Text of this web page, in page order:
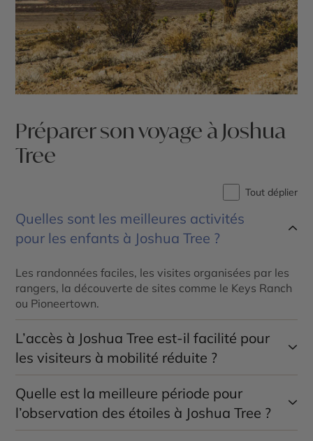
Préparer son voyage à Joshua
Tree
Tout déplier
Quelles sont les meilleures activités
pour les enfants à Joshua Tree ?
Les randonnées faciles, les visites organisées par les
rangers, la découverte de sites comme le Keys Ranch
ou Pioneertown.
L’accès à Joshua Tree est-il facilité pour
les visiteurs à mobilité réduite ?
Plusieurs sentiers de randonnée sont accessibles aux
visiteurs à mobilité réduite. Renseignez-vous au
Quelle est la meilleure période pour
l’observation des étoiles à Joshua Tree ?